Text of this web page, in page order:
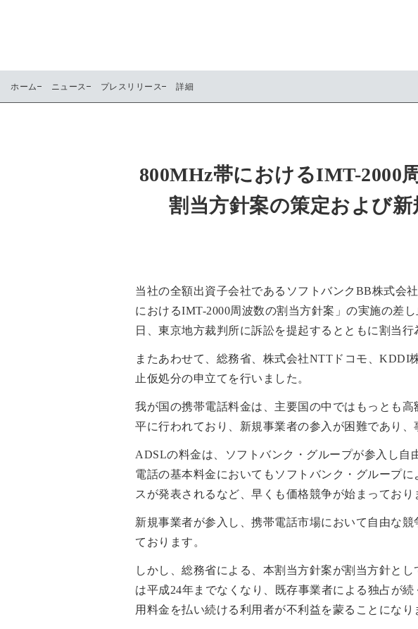
ホーム ニュース プレスリリース 詳細
800MHz帯におけるIMT-2000
割当方針案の策定および
当社の全額出資子会社であるソフトバンクBB株式会
におけるIMT-2000周波数の割当方針案」の実施の差
日、東京地方裁判所に訴訟を提起するとともに割当
またあわせて、総務省、株式会社NTTドコモ、KDDI
止仮処分の申立てを行いました。
我が国の携帯電話料金は、主要国の中ではもっとも
平に行われており、新規事業者の参入が困難であり
ADSLの料金は、ソフトバンク・グループが参入し
電話の基本料金においてもソフトバンク・グループ
スが発表されるなど、早くも価格競争が始まっており
新規事業者が参入し、携帯電話市場において自由な
ております。
しかし、総務省による、本割当方針案が割当方針と
は平成24年までなくなり、既存事業者による独占が
用料金を払い続ける利用者が不利益を蒙ることになり